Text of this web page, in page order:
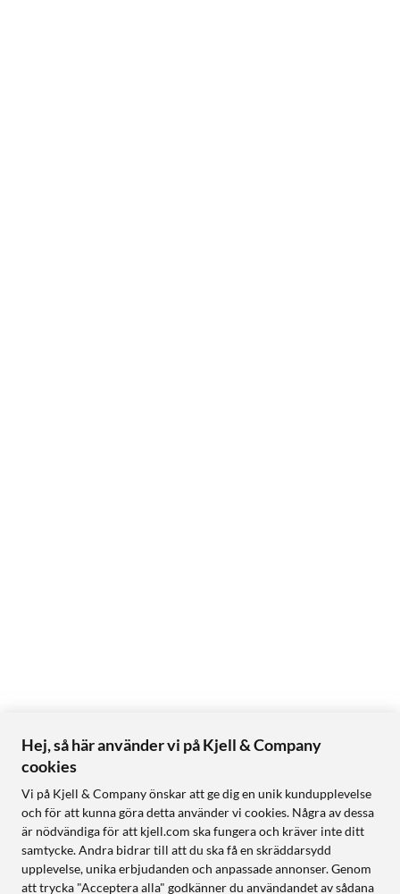
Hej, så här använder vi på Kjell & Company
cookies
Vi på Kjell & Company önskar att ge dig en unik kundupplevelse
och för att kunna göra detta använder vi cookies. Några av dessa
är nödvändiga för att kjell.com ska fungera och kräver inte ditt
samtycke. Andra bidrar till att du ska få en skräddarsydd
upplevelse, unika erbjudanden och anpassade annonser. Genom
att trycka "Acceptera alla" godkänner du användandet av sådana